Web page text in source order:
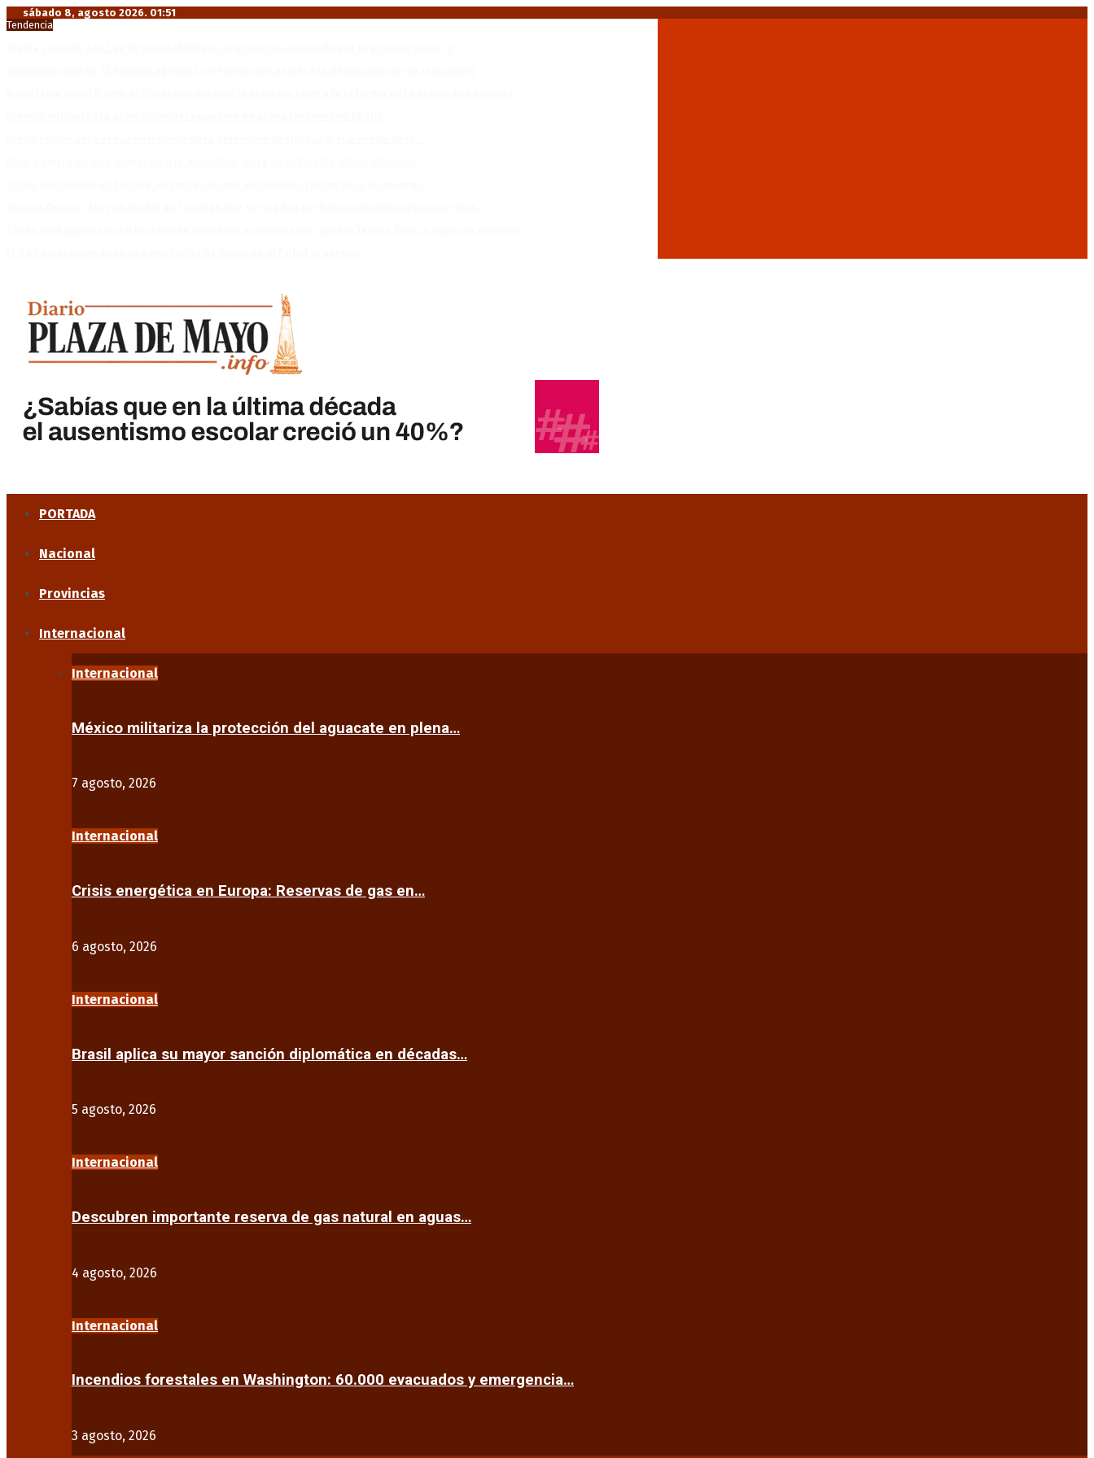
sábado 8, agosto 2026. 01:51
Tendencia
PORTADA
Nacional
Provincias
Internacional
Internacional
México militariza la protección del aguacate en plena…
7 agosto, 2026
Internacional
Crisis energética en Europa: Reservas de gas en…
6 agosto, 2026
Internacional
Brasil aplica su mayor sanción diplomática en décadas…
5 agosto, 2026
Internacional
Descubren importante reserva de gas natural en aguas…
4 agosto, 2026
Internacional
Incendios forestales en Washington: 60.000 evacuados y emergencia…
3 agosto, 2026